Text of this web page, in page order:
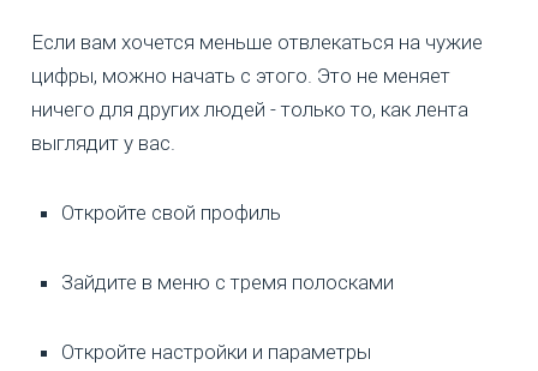
Если вам хочется меньше отвлекаться на чужие
цифры, можно начать с этого. Это не меняет
ничего для других людей - только то, как лента
выглядит у вас.
Откройте свой профиль
Зайдите в меню с тремя полосками
Откройте настройки и параметры